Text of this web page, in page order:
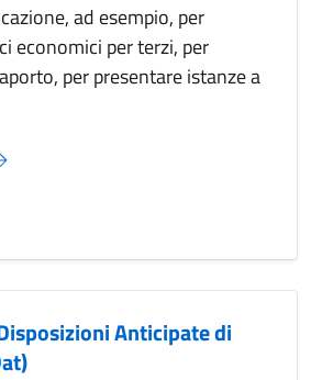
ad esempio, per
economici per terzi, per
per presentare istanze a
Anticipate di